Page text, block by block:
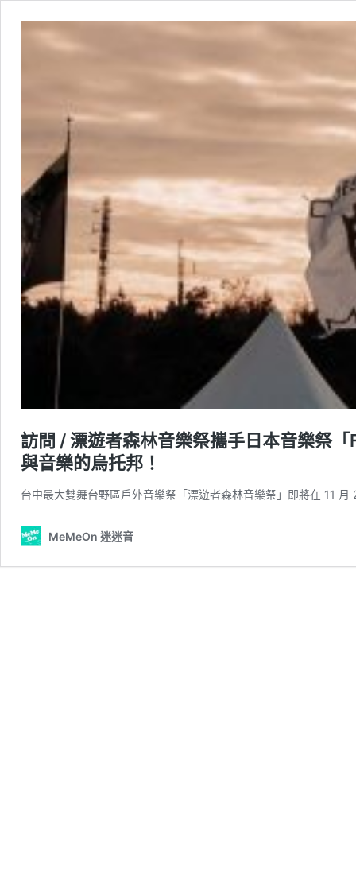
訪問 / 漂遊者森林音樂祭攜手日本音樂祭
與音樂的烏托邦！
台中最大雙舞台野區戶外音樂祭「漂遊者森林音樂祭」即將在 11
MeMeOn 迷迷音